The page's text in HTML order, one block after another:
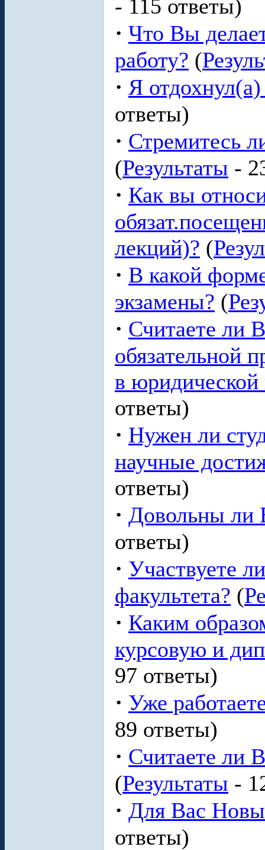
- 115 ответы)
· Что Вы
работу? (
· Я
ответы)
· Стремитесь
(Результаты -
· Как вы
лекций)? (
· В какой
экзамены? (
· Считаете ли
обязательной
в юридической
ответы)
· Нужен ли
научные
ответы)
· Довольны ли
ответы)
· Участвуете
факультета? (
· Каким
курсовую и
97 ответы)
· Уже
89 ответы)
· Считаете ли
(Результаты -
· Для Вас
ответы)